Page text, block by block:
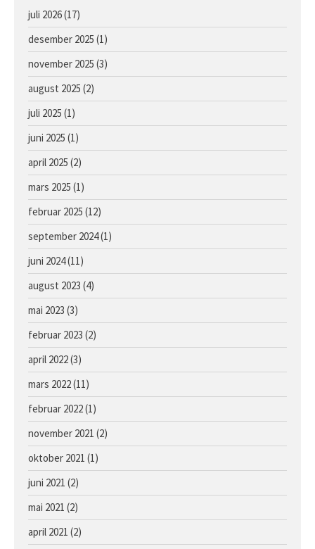
Vanilla Ice
juli 2026(17)
desember 2025 (1)
november 2025 (3)
august 2025 (2)
juli 2025 (1)
juni 2025 (1)
april 2025 (2)
mars 2025 (1)
februar 2025 (12)
september 2024(1)
juni 2024(11)
august 2023 (4)
mai 2023 (3)
februar 2023 (2)
april 2022(3)
mars 2022(11)
februar 2022(1)
november 2021 (2)
oktober 2021 (1)
juni 2021 (2)
mai 2021 (2)
april 2021 (2)